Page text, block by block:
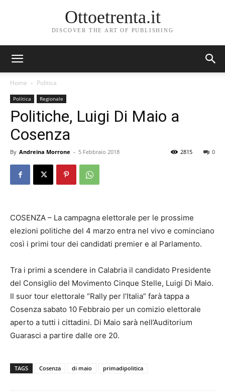
Ottoetrenta.it
DISCOVER THE ART OF PUBLISHING
Home Politica
Politica Regionale
Politiche, Luigi Di Maio a
Cosenza
By Andreina Morrone - 5 Febbraio 2018 0
2815
COSENZA – La campagna elettorale per le prossime
elezioni politiche del 4 marzo entra nel vivo e cominciano
così i primi tour dei candidati premier e al Parlamento.
Tra i primi a scendere in Calabria il candidato Presidente
del Consiglio del Movimento Cinque Stelle, Luigi Di Maio.
Il suor tour elettorale “Rally per l’Italia” farà tappa a
Cosenza sabato 10 Febbraio per un comizio elettorale
aperto a tutti i cittadini. Di Maio sarà nell’Auditorium
Guarasci a partire dalle ore 20.
TAGS Cosenza di maio primadipolitica